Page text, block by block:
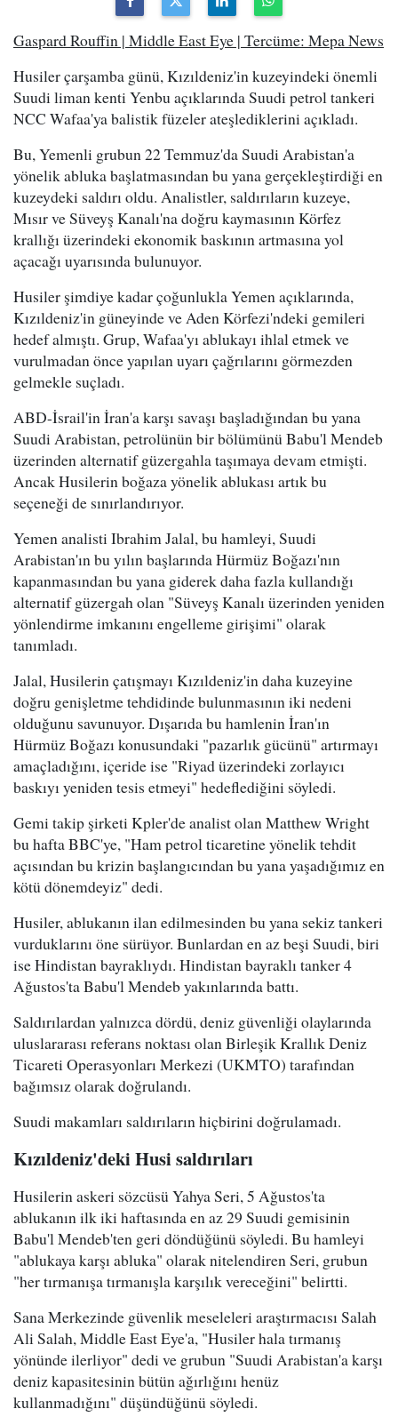
Gaspard Rouffin | Middle East Eye | Tercüme: Mepa News
Husiler çarşamba günü, Kızıldeniz'in kuzeyindeki önemli
Suudi liman kenti Yenbu açıklarında Suudi petrol tankeri
NCC Wafaa'ya balistik füzeler ateşlediklerini açıkladı.
Bu, Yemenli grubun 22 Temmuz'da Suudi Arabistan'a
yönelik abluka başlatmasından bu yana gerçekleştirdiği en
kuzeydeki saldırı oldu. Analistler, saldırıların kuzeye,
Mısır ve Süveyş Kanalı'na doğru kaymasının Körfez
krallığı üzerindeki ekonomik baskının artmasına yol
açacağı uyarısında bulunuyor.
Husiler şimdiye kadar çoğunlukla Yemen açıklarında,
Kızıldeniz'in güneyinde ve Aden Körfezi'ndeki gemileri
hedef almıştı. Grup, Wafaa'yı ablukayı ihlal etmek ve
vurulmadan önce yapılan uyarı çağrılarını görmezden
gelmekle suçladı.
ABD-İsrail'in İran'a karşı savaşı başladığından bu yana
Suudi Arabistan, petrolünün bir bölümünü Babu'l Mendeb
üzerinden alternatif güzergahla taşımaya devam etmişti.
Ancak Husilerin boğaza yönelik ablukası artık bu
seçeneği de sınırlandırıyor.
Yemen analisti Ibrahim Jalal, bu hamleyi, Suudi
Arabistan'ın bu yılın başlarında Hürmüz Boğazı'nın
kapanmasından bu yana giderek daha fazla kullandığı
alternatif güzergah olan "Süveyş Kanalı üzerinden yeniden
yönlendirme imkanını engelleme girişimi" olarak
tanımladı.
Jalal, Husilerin çatışmayı Kızıldeniz'in daha kuzeyine
doğru genişletme tehdidinde bulunmasının iki nedeni
olduğunu savunuyor. Dışarıda bu hamlenin İran'ın
Hürmüz Boğazı konusundaki "pazarlık gücünü" artırmayı
amaçladığını, içeride ise "Riyad üzerindeki zorlayıcı
baskıyı yeniden tesis etmeyi" hedeflediğini söyledi.
Gemi takip şirketi Kpler'de analist olan Matthew Wright
bu hafta BBC'ye, "Ham petrol ticaretine yönelik tehdit
açısından bu krizin başlangıcından bu yana yaşadığımız en
kötü dönemdeyiz" dedi.
Husiler, ablukanın ilan edilmesinden bu yana sekiz tankeri
vurduklarını öne sürüyor. Bunlardan en az beşi Suudi, biri
ise Hindistan bayraklıydı. Hindistan bayraklı tanker 4
Ağustos'ta Babu'l Mendeb yakınlarında battı.
Saldırılardan yalnızca dördü, deniz güvenliği olaylarında
uluslararası referans noktası olan Birleşik Krallık Deniz
Ticareti Operasyonları Merkezi (UKMTO) tarafından
bağımsız olarak doğrulandı.
Suudi makamları saldırıların hiçbirini doğrulamadı.
Kızıldeniz'deki Husi saldırıları
Husilerin askeri sözcüsü Yahya Seri, 5 Ağustos'ta
ablukanın ilk iki haftasında en az 29 Suudi gemisinin
Babu'l Mendeb'ten geri döndüğünü söyledi. Bu hamleyi
"ablukaya karşı abluka" olarak nitelendiren Seri, grubun
"her tırmanışa tırmanışla karşılık vereceğini" belirtti.
Sana Merkezinde güvenlik meseleleri araştırmacısı Salah
Ali Salah, Middle East Eye'a, "Husiler hala tırmanış
yönünde ilerliyor" dedi ve grubun "Suudi Arabistan'a karşı
deniz kapasitesinin bütün ağırlığını henüz
kullanmadığını" düşündüğünü söyledi.